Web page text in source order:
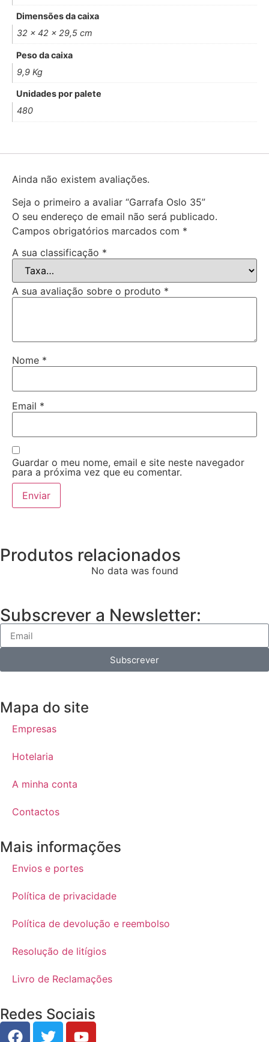
Dimensões da caixa
32 x 42 x 29,5 cm
Peso da caixa
9,9 Kg
Unidades por palete
480
Ainda não existem avaliações.
Seja o primeiro a avaliar “Garrafa Oslo 35”
O seu endereço de email não será publicado.
Campos obrigatórios marcados com *
A sua classificação *
A sua avaliação sobre o produto *
Nome *
Email *
Guardar o meu nome, email e site neste navegador
para a próxima vez que eu comentar.
Produtos relacionados
No data was found
Subscrever a Newsletter:
Subscrever
Mapa do site
Empresas
Hotelaria
A minha conta
Contactos
Mais informações
Envios e portes
Política de privacidade
Política de devolução e reembolso
Resolução de litígios
Livro de Reclamações
Redes Sociais